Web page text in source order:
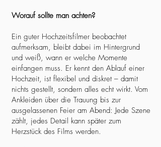
Worauf sollte man achten?
Ein guter Hochzeitsfilmer beobachtet
aufmerksam, bleibt dabei im Hintergrund
und weiß, wann er welche Momente
einfangen muss. Er kennt den Ablauf einer
Hochzeit, ist flexibel und diskret – damit
nichts gestellt, sondern alles echt wirkt. Vom
Ankleiden über die Trauung bis zur
ausgelassenen Feier am Abend: Jede Szene
zählt, jedes Detail kann später zum
Herzstück des Films werden.